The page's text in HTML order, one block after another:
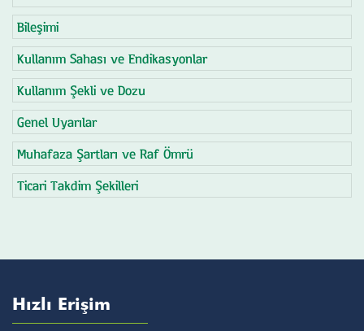
Bileşimi
Kullanım Sahası ve Endikasyonlar
Kullanım Şekli ve Dozu
Genel Uyarılar
Muhafaza Şartları ve Raf Ömrü
Ticari Takdim Şekilleri
Hızlı Erişim